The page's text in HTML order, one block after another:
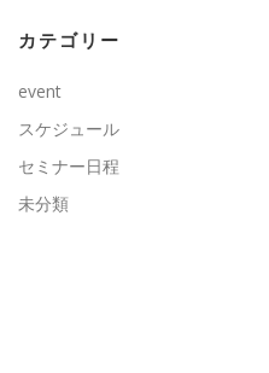
カテゴリー
event
スケジュール
セミナー日程
未分類